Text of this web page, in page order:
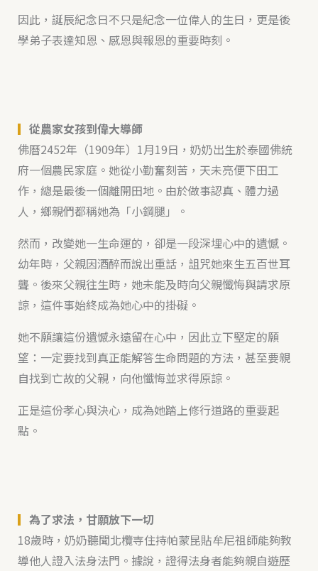
因此，誕辰紀念日不只是紀念一位偉人的生日，更是後
學弟子表達知恩、感恩與報恩的重要時刻。
▎ 從農家女孩到偉大導師
佛曆2452年（1909年）1月19日，奶奶出生於泰國佛統
府一個農民家庭。她從小勤奮刻苦，天未亮便下田工
作，總是最後一個離開田地。由於做事認真、體力過
人，鄉親們都稱她為「小鋼腿」。
然而，改變她一生命運的，卻是一段深埋心中的遺憾。
幼年時，父親因酒醉而說出重話，詛咒她來生五百世耳
聾。後來父親往生時，她未能及時向父親懺悔與請求原
諒，這件事始終成為她心中的掛礙。
她不願讓這份遺憾永遠留在心中，因此立下堅定的願
望：一定要找到真正能解答生命問題的方法，甚至要親
自找到亡故的父親，向他懺悔並求得原諒。
正是這份孝心與決心，成為她踏上修行道路的重要起
點。
▎ 為了求法，甘願放下一切
18歲時，奶奶聽聞北欖寺住持帕蒙昆貼牟尼祖師能夠教
導他人證入法身法門。據說，證得法身者能夠親自遊歷